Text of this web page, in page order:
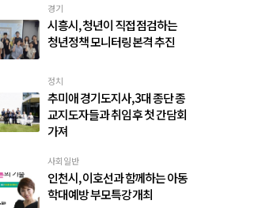
경기
시흥시, 청년이 직접 점검하는
청년정책 모니터링 본격 추진
정치
추미애 경기도지사, 3대 종단 종
교지도자들과 취임 후 첫 간담회
가져
사회일반
인천시, 이호선과 함께하는 아동
학대예방 부모특강 개최